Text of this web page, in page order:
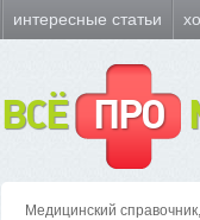
интересные статьи
ВСЁ ПРО
Медицинский